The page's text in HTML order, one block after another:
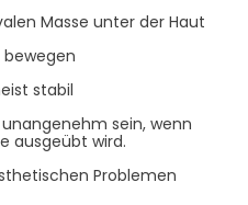
Masse unter der Haut
stabil
sein, wenn
ausgeübt wird.
Problemen